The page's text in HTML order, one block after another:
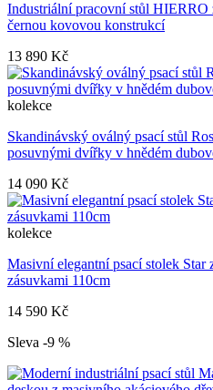
Industriální pracovní stůl HIERRO
černou kovovou konstrukcí
13 890 Kč
kolekce
Skandinávský oválný psací stůl
posuvnými dvířky v hnědém
14 090 Kč
kolekce
Masivní elegantní psací stolek Star
zásuvkami 110cm
14 590 Kč
Sleva -9 %